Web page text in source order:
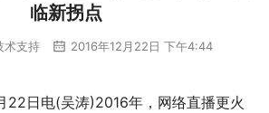
临新拐点
术支持 2016年12月22日 下午4:44
22日电(吴涛)2016年，网络直播更火